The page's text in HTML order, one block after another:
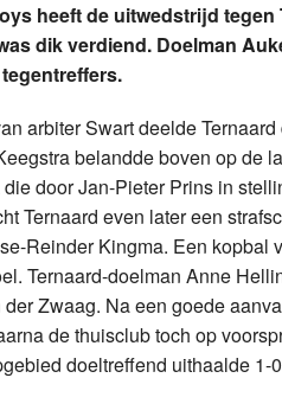
heeft de uitwedstrijd tegen
dik verdiend. Doelman
arbiter Swart deelde
belandde boven op de
door Jan-Pieter Prins in
Ternaard even later een
Reinder Kingma. Een kopbal
Ternaard-doelman Anne
Zwaag. Na een goede
de thuisclub toch op
doeltreffend uithaalde 1-